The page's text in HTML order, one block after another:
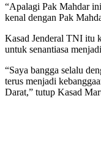
“Apalagi Pak Mahdar
kenal dengan Pak
Kasad Jenderal TNI itu
untuk senantiasa
“Saya bangga selalu
terus menjadi
Darat,” tutup Kasad